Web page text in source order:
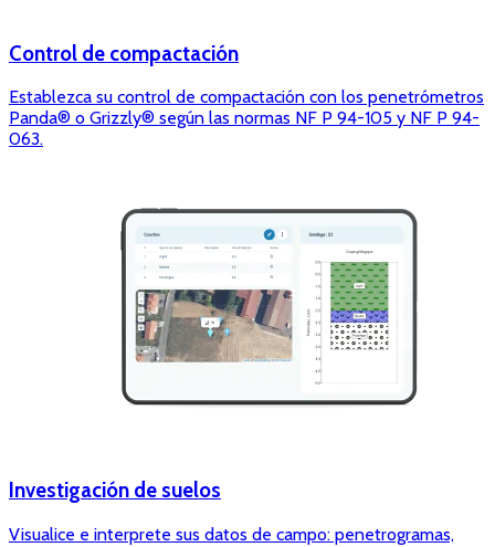
Control de compactación
Establezca su control de compactación con los penetrómetros
Panda® o Grizzly® según las normas NF P 94-105 y NF P 94-
063.
Investigación de suelos
Visualice e interprete sus datos de campo: penetrogramas,